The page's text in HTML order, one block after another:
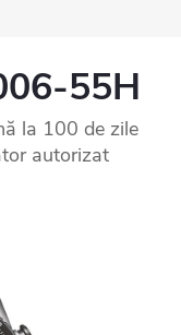
55H
la 100 de zile
autorizat